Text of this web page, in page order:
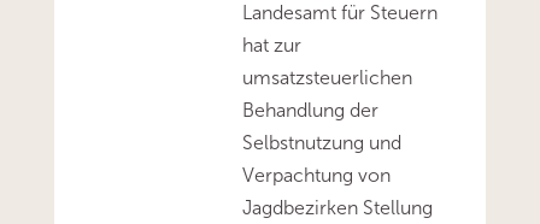
Landesamt für Steuern
hat zur
umsatzsteuerlichen
Behandlung der
Selbstnutzung und
Verpachtung von
Jagdbezirken Stellung